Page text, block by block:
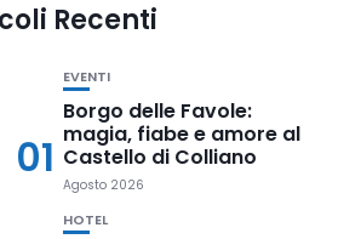
Recenti
01
EVENTI
Borgo delle Favole:
magia, fiabe e amore al
Castello di Colliano
Agosto 2026
HOTEL